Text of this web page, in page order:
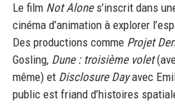
Le film Not Alones’inscrit dans
cinéma d’animation à explorer
Des productions comme Projet
Gosling, Dune : troisième volet
même) et Disclosure Dayavec
public est friand d’histoires